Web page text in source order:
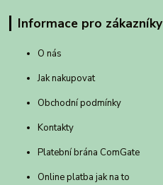
Informace pro zákazníky
O nás
Jak nakupovat
Obchodní podmínky
Kontakty
Platební brána ComGate
Online platba jak na to